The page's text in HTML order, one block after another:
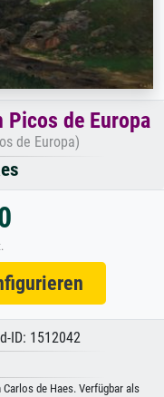
Picos de Europa
de Europa)
ID: 1512042
de Haes. Verfügbar als